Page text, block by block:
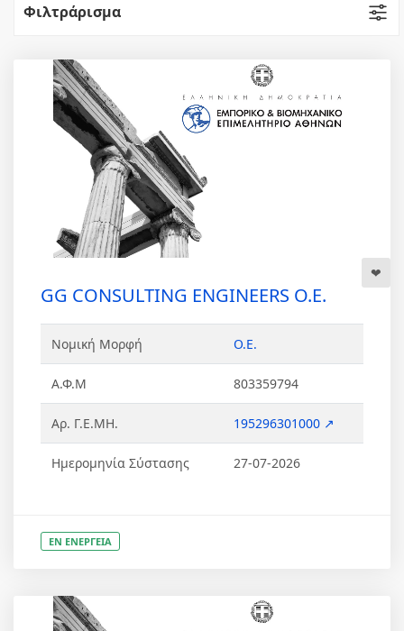
Φιλτράρισμα
GG CONSULTING ENGINEERS Ο.Ε.
Νομική Μορφή Ο.Ε.
Α.Φ.Μ 803359794
Αρ. Γ.Ε.ΜΗ. 195296301000 ↗
Ημερομηνία Σύστασης 27-07-2026
ΕΝ ΕΝΕΡΓΕΙΑ